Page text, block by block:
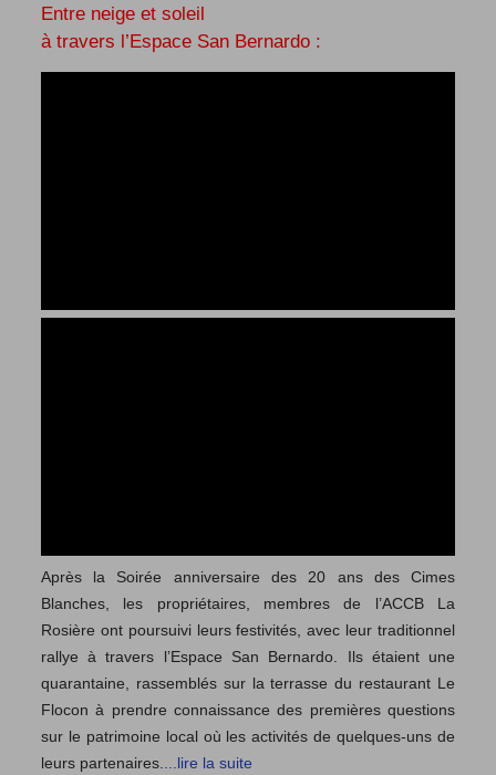
Entre neige et soleil
à travers l’Espace San Bernardo :
Après la Soirée anniversaire des 20 ans des Cimes
Blanches, les propriétaires, membres de l’ACCB La
Rosière ont poursuivi leurs festivités, avec leur traditionnel
rallye à travers l’Espace San Bernardo. Ils étaient une
quarantaine, rassemblés sur la terrasse du restaurant Le
Flocon à prendre connaissance des premières questions
sur le patrimoine local où les activités de quelques-uns de
leurs partenaires.
...lire la suite